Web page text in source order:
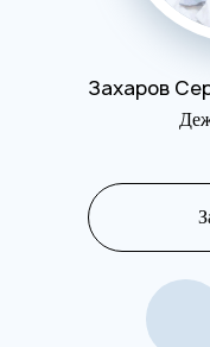
Захаров